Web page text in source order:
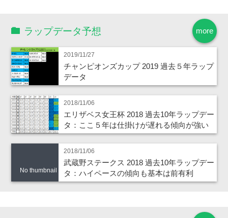
more
ラップデータ予想
2019/11/27
チャンピオンズカップ 2019 過去５年ラップ
データ
2018/11/06
エリザベス女王杯 2018 過去10年ラップデー
タ：ここ５年は仕掛けが遅れる傾向が強い
No thumbnail
2018/11/06
武蔵野ステークス 2018 過去10年ラップデー
タ：ハイペースの傾向も基本は前有利